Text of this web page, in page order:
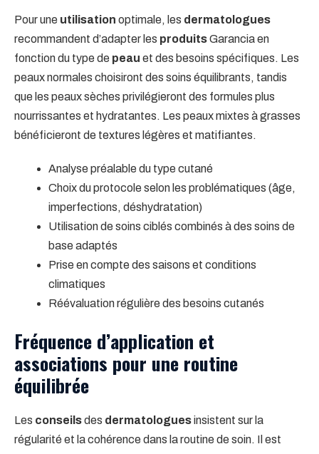
Pour une utilisation optimale, les dermatologues
recommandent d’adapter les produitsGarancia en
fonction du type de peau et des besoins spécifiques. Les
peaux normales choisiront des soins équilibrants, tandis
que les peaux sèches privilégieront des formules plus
nourrissantes et hydratantes. Les peaux mixtes à grasses
bénéficieront de textures légères et matifiantes.
Analyse préalable du type cutané
Choix du protocole selon les problématiques (âge,
imperfections, déshydratation)
Utilisation de soins ciblés combinés à des soins de
base adaptés
Prise en compte des saisons et conditions
climatiques
Réévaluation régulière des besoins cutanés
Fréquence d’application et
associations pour une routine
équilibrée
Les conseilsdes dermatologuesinsistent sur la
régularité et la cohérence dans la routine de soin. Il est